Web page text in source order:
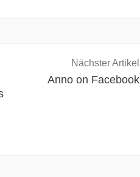
Nächster Artikel
Anno on Facebook